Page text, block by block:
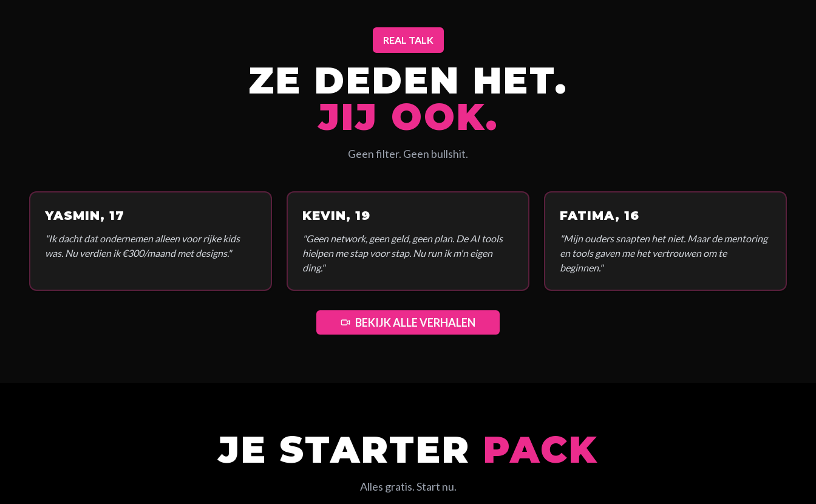
REAL TALK
ZE DEDEN HET.
JIJ OOK.
Geen filter. Geen bullshit.
YASMIN, 17
"Ik dacht dat ondernemen alleen voor rijke kids
was. Nu verdien ik €300/maand met designs."
KEVIN, 19
"Geen network, geen geld, geen plan. De AI tools
hielpen me stap voor stap. Nu run ik m'n eigen
ding."
FATIMA, 16
"Mijn ouders snapten het niet. Maar de mentoring
en tools gaven me het vertrouwen om te
beginnen."
BEKIJK ALLE VERHALEN
JE STARTER PACK
Alles gratis. Start nu.